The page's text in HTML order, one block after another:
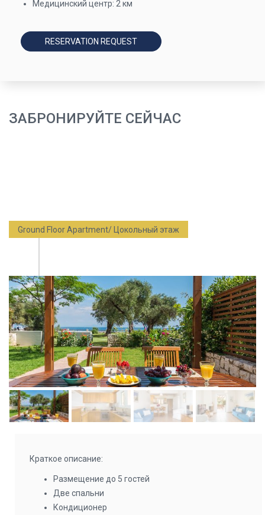
Медицинский центр: 2 км
RESERVATION REQUEST
ЗАБРОНИРУЙТЕ СЕЙЧАС
Ground Floor Apartment/ Цокольный этаж
Краткое описание:
Размещение до 5 гостей
Две спальни
Кондиционер